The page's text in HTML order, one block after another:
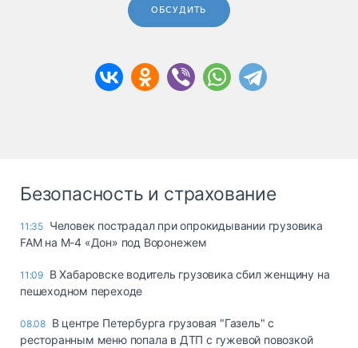
ОБСУДИТЬ
Безопасность и страхование
11:35 Человек пострадал при опрокидывании грузовика
FAM на М-4 «Дон» под Воронежем
11:09 В Хабаровске водитель грузовика сбил женщину на
пешеходном переходе
08.08 В центре Петербурга грузовая "Газель" с
ресторанным меню попала в ДТП с гужевой повозкой